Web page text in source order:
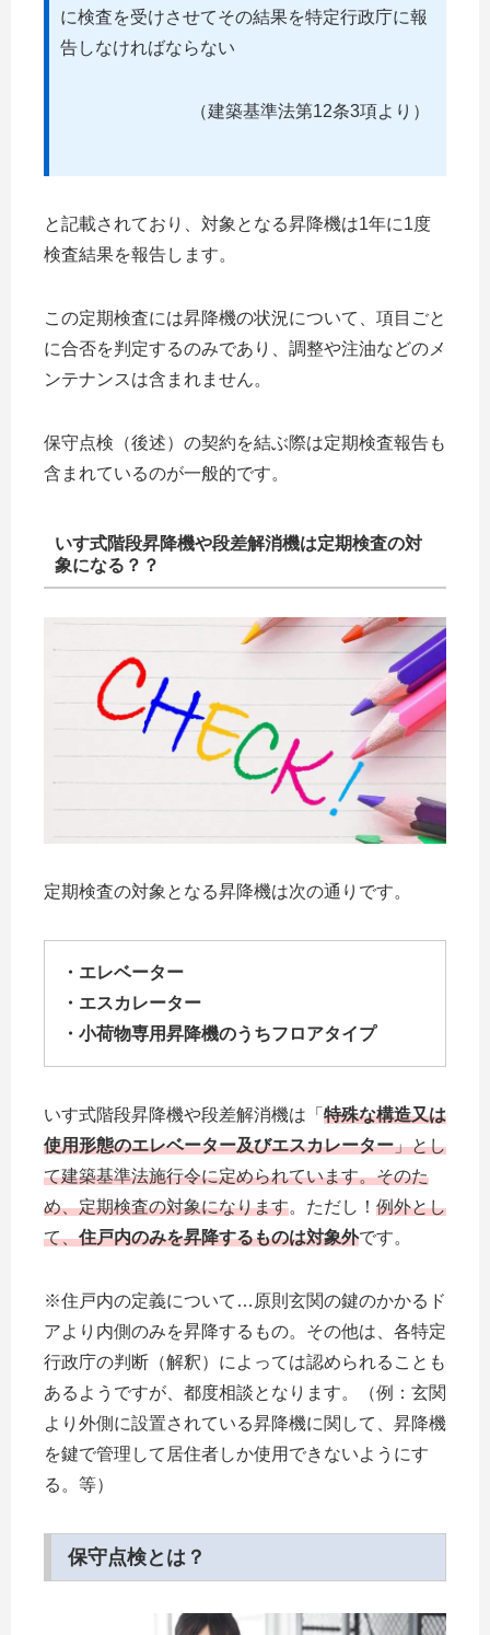
に検査を受けさせてその結果を特定行政庁に報
告しなければならない
（建築基準法第12条3項より）
と記載されており、対象となる昇降機は1年に1度
検査結果を報告します。
この定期検査には昇降機の状況について、項目ごと
に合否を判定するのみであり、調整や注油などのメ
ンテナンスは含まれません。
保守点検（後述）の契約を結ぶ際は定期検査報告も
含まれているのが一般的です。
いす式階段昇降機や段差解消機は定期検査の対
象になる？？
定期検査の対象となる昇降機は次の通りです。
・エレベーター
・エスカレーター
・小荷物専用昇降機のうちフロアタイプ
いす式階段昇降機や段差解消機は「 特殊な構造又は
使用形態のエレベーター及びエスカレーター」とし
て建築基準法施行令に定められています。そのた
め、定期検査の対象になります。ただし！ 例外とし
て、住戸内のみを昇降するものは対象外です。
※住戸内の定義について…原則玄関の鍵のかかるド
アより内側のみを昇降するもの。その他は、各特定
行政庁の判断（解釈）によっては認められることも
あるようですが、 都度相談となります。（例：玄関
より外側に設置されている昇降機に関して、昇降機
を鍵で管理して居住者しか使用できないようにす
る。等）
保守点検とは？